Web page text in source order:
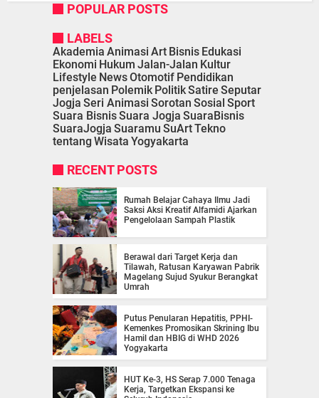
POPULAR POSTS
LABELS
Akademia Animasi Art Bisnis Edukasi
Ekonomi Hukum Jalan-Jalan Kultur
Lifestyle NewsOtomotif Pendidikan
penjelasan Polemik PolitikSatire Seputar
Jogja Seri Animasi Sorotan Sosial Sport
Suara BisnisSuara Jogja SuaraBisnis
SuaraJogja Suaramu SuArtTekno
tentang Wisata Yogyakarta
RECENT POSTS
Rumah Belajar Cahaya Ilmu Jadi
Saksi Aksi Kreatif Alfamidi Ajarkan
Pengelolaan Sampah Plastik
Berawal dari Target Kerja dan
Tilawah, Ratusan Karyawan Pabrik
Magelang Sujud Syukur Berangkat
Umrah
Putus Penularan Hepatitis, PPHI-
Kemenkes Promosikan Skrining Ibu
Hamil dan HBIG di WHD 2026
Yogyakarta
HUT Ke-3, HS Serap 7.000 Tenaga
Kerja, Targetkan Ekspansi ke